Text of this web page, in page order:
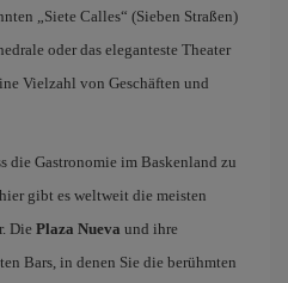
„Siete Calles“ (Sieben Straßen)
oder das eleganteste Theater
Vielzahl von Geschäften und
die Gastronomie im Baskenland zu
gibt es weltweit die meisten
Die Plaza Nueva und ihre
Bars, in denen Sie die berühmten